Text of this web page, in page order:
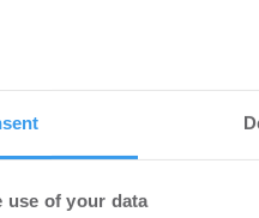
use of your data